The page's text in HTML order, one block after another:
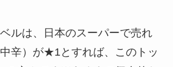
ルは、日本のスーパーで売れ
辛）が★1とすれば、このトッ